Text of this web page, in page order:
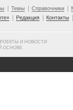
Темы Справочники
Редакция Контакты
И НОВОСТИ
ОСНОВЕ